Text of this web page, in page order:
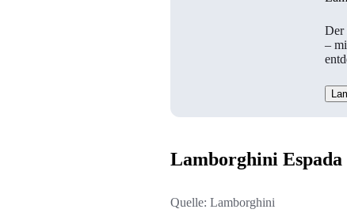
Der
–
Lamborghini Espada
Quelle: Lamborghini